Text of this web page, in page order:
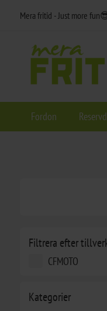
Mera fritid - Just more
Fordon
Filtrera efter
CFMOTO
Kategorier